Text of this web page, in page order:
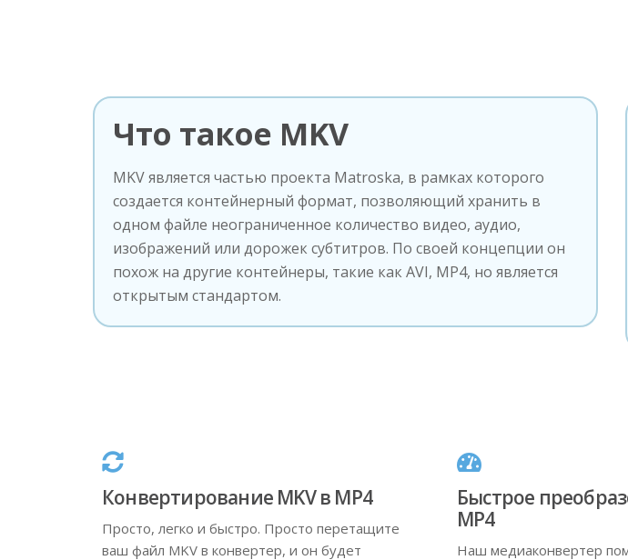
Что такое MKV
MKV является частью проекта Matroska, в рамках которого
создается контейнерный формат, позволяющий хранить в
одном файле неограниченное количество видео, аудио,
изображений или дорожек субтитров. По своей концепции он
похож на другие контейнеры, такие как AVI, MP4, но является
открытым стандартом.
Конвертирование MKV в MP4
Просто, легко и быстро. Просто перетащите
ваш файл MKV в конвертер, и он будет
Быстрое
MP4
Наш медиаконвертер